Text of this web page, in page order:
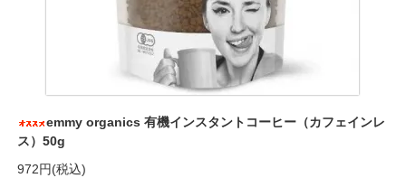
emmy organics 有機インスタントコーヒー（カフェインレ
ス）50g
972円(税込)